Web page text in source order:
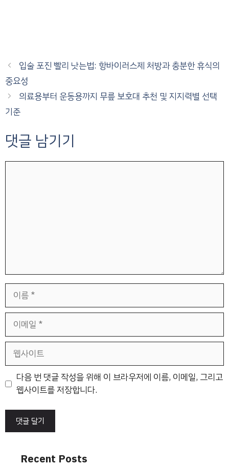
입술 포진 빨리 낫는법: 항바이러스제 처방과 충분한 휴식의
중요성
의료용부터 운동용까지 무릎 보호대 추천 및 지지력별 선택
기준
댓글 남기기
일
트
다음 번 댓글 작성을 위해 이 브라우저에 이름, 이메일, 그리고
웹사이트를 저장합니다.
Recent Posts